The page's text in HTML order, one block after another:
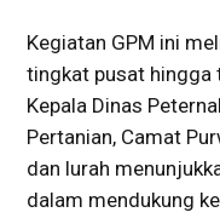
Kegiatan GPM ini
tingkat pusat hingga
Kepala Dinas
Pertanian, Camat
dan lurah
dalam mendukung